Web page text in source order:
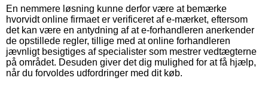
En nemmere løsning kunne derfor være at bemærke
hvorvidt online firmaet er verificeret af e-mærket, eftersom
det kan være en antydning af at e-forhandleren anerkender
de opstillede regler, tillige med at online forhandleren
jævnligt besigtiges af specialister som mestrer vedtægterne
på området. Desuden giver det dig mulighed for at få hjælp,
når du forvoldes udfordringer med dit køb.